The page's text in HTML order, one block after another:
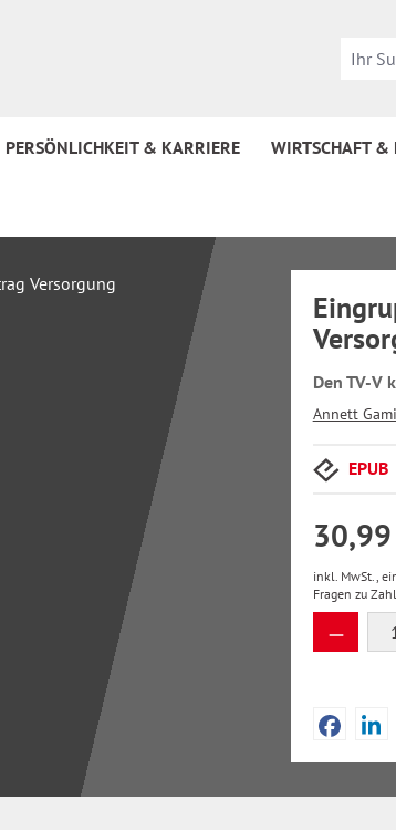
PERSÖNLICHKEIT & KARRIERE WIRTSCHAFT
Den TV-V
Annett
EPUB
inkl. MwSt.,
Fragen zu